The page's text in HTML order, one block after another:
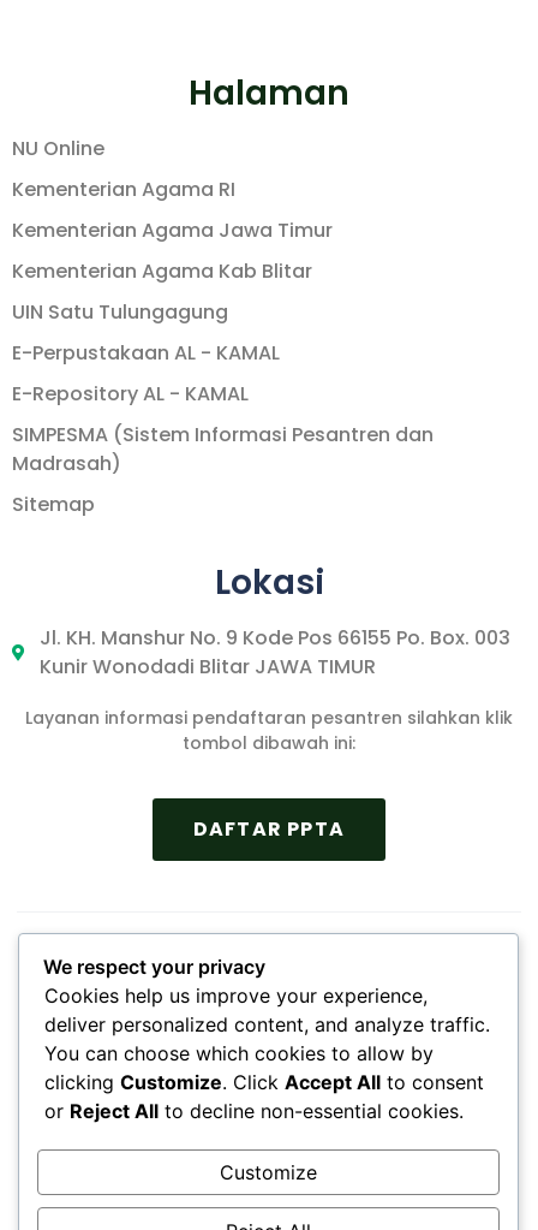
Halaman
NU Online
Kementerian Agama RI
Kementerian Agama Jawa Timur
Kementerian Agama Kab Blitar
UIN Satu Tulungagung
E-Perpustakaan AL - KAMAL
E-Repository AL - KAMAL
SIMPESMA (Sistem Informasi Pesantren dan
Madrasah)
Sitemap
Lokasi
Jl. KH. Manshur No. 9 Kode Pos 66155 Po. Box. 003
Kunir Wonodadi Blitar JAWA TIMUR
Layanan informasi pendaftaran pesantren silahkan klik
tombol dibawah ini:
DAFTAR PPTA
PONDOK PESANTREN TERPADU AL KAMAL (PPTA)
Jl. KH. Manshur No. 9 Kode Pos 66155 Po. Box. 003
Kunir Wonodadi Blitar JAWA TIMUR
We respect your privacy
Cookies help us improve your experience,
deliver personalized content, and analyze traffic.
You can choose which cookies to allow by
clicking Customize. Click Accept All to consent
or Reject All to decline non-essential cookies.
Customize